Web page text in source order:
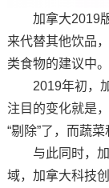
加拿大2019
来代替其他饮品
类食物的建议中。
2019年初，
注目的变化就是
“剔除”了，而蔬
与此同时，
域，加拿大科技